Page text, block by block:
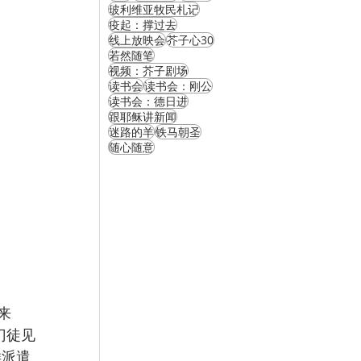
徒见
遣
玻利维亚牧民札记
疫起：撑过去
线上放映会芥子心30
若然随笔
视频：芥子剧场
读书会读书会：刚公
读书会：德日进
跟耶稣讲新闻
迷路的羊铁马朝圣
随心随意